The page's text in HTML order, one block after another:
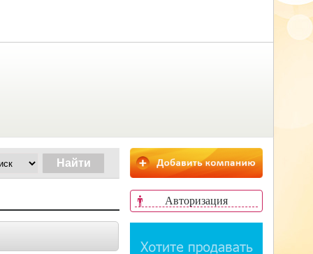
Авторизация